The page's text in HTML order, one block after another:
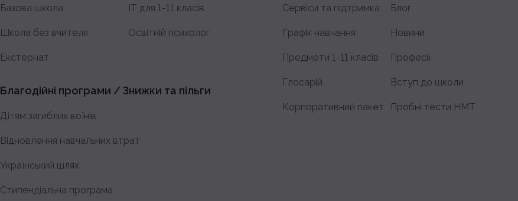
Базова школа
Школа без вчителя
Екстернат
з української мови
з історії України
IT для 1-11 класів
Освітній психолог
Благодійні програми / Знижки та пільги
Дітям загиблих воїнів
Відновлення навчальних втрат
Український шлях
Стипендіальна програма
Сервіси та підтримка Блог
Графік навчання Новини
Предмети 1-11 класів Професії
Глосарій Вступ до школи
Корпоративний пакет Пробні тести НМТ